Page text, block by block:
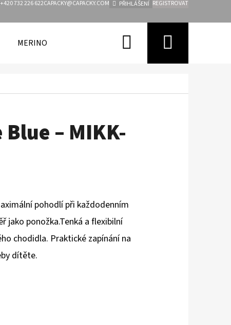
+420 732 226 622CAPACKY@CAPACKY.COM PŘIHLÁŠENÍ REGISTROVAT
MERINO Hledat
– MIKK-
pohodlí při každodenním
jako ponožka.Tenká a flexibilní
chodidla. Praktické zapínání na
dítěte.
KOŽENOU PODRÁŽKOU